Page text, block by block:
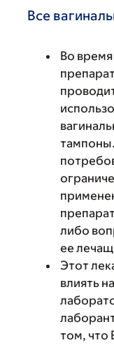
Все
Во
либо
ее
Этот
влиять
том, что